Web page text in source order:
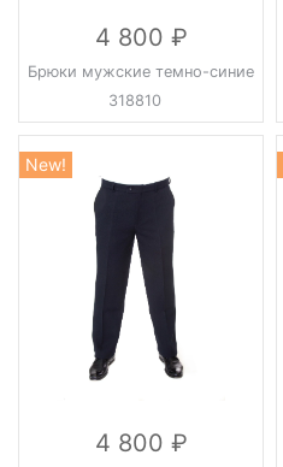
4 800
Брюки мужские темно-синие
318810
New!
4 800